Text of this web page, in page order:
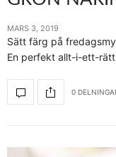
MARS 3, 2019
Sätt färg på
En perfekt allt-i-ett-
0